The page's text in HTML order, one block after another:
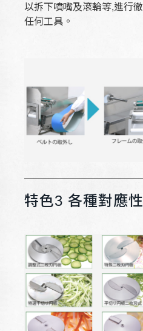
以拆下噴嘴及滾輪等,進行
任何工具。
特色3 各種對應性